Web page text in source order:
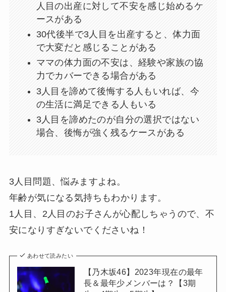
人目の出産に対して不安を感じ始めるケ
ースがある
30代後半で3人目を出産すると、体力面
で大変だと感じることがある
ママの体力面の不安は、経験や家族の協
力でカバーできる場合がある
3人目を諦めて後悔する人もいれば、今
の生活に満足できる人もいる
3人目を諦めたのが自分の選択ではない
場合、後悔が強く残るケースがある
3人目問題、悩みますよね。
年齢が気になる気持ちもわかります。
1人目、2人目のお子さんが心配しちゃうので、不
安になりすぎないでくださいね！
あわせて読みたい
【乃木坂46】2023年現在の最年
長＆最年少メンバーは？【3期